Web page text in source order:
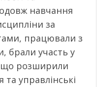
навчання
за
працювали з
брали участь у
що розширили
управлінські